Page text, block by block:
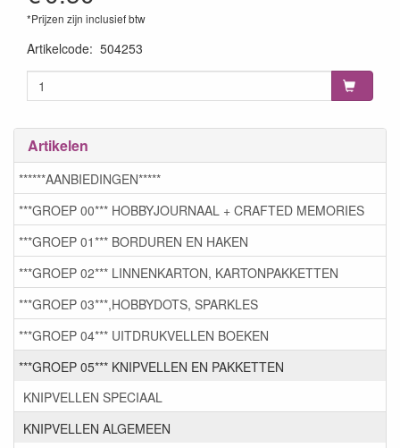
*Prijzen zijn inclusief btw
Artikelcode: 504253
Artikelen
******AANBIEDINGEN*****
***GROEP 00*** HOBBYJOURNAAL + CRAFTED MEMORIES
***GROEP 01*** BORDUREN EN HAKEN
***GROEP 02*** LINNENKARTON, KARTONPAKKETTEN
***GROEP 03***,HOBBYDOTS, SPARKLES
***GROEP 04*** UITDRUKVELLEN BOEKEN
***GROEP 05*** KNIPVELLEN EN PAKKETTEN
KNIPVELLEN SPECIAAL
KNIPVELLEN ALGEMEEN